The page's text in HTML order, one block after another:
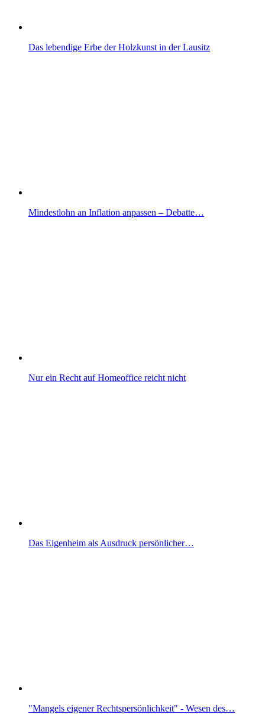
Das lebendige Erbe der Holzkunst in der Lausitz
Mindestlohn an Inflation anpassen – Debatte…
Nur ein Recht auf Homeoffice reicht nicht
Das Eigenheim als Ausdruck persönlicher…
"Mangels eigener Rechtspersönlichkeit" - Wesen des…